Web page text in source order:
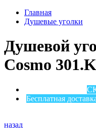
Главная
Душевые уголки
Душевой
Cosmo
Бесплатная
назад